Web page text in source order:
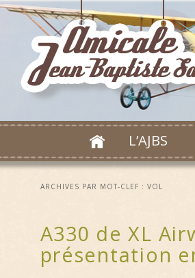
L’AJBS
ARCHIVES PAR MOT-CLEF : VOL
A330 de XL
présentation